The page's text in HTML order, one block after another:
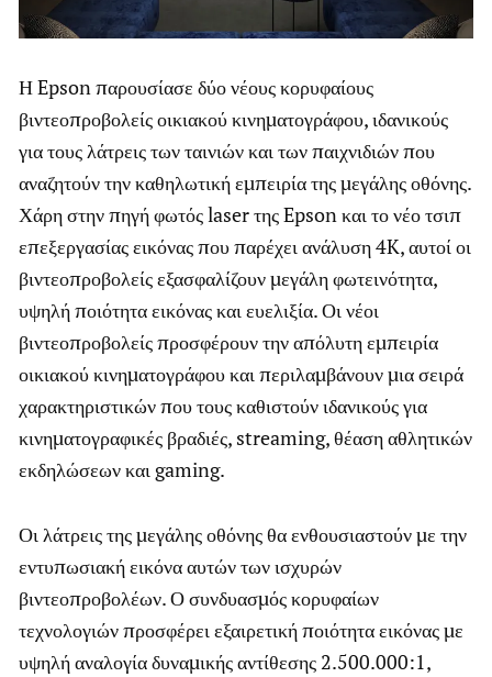
Η Epson παρουσίασε δύο νέους κορυφαίους
βιντεοπροβολείς οικιακού κινηματογράφου, ιδανικούς
για τους λάτρεις των ταινιών και των παιχνιδιών που
αναζητούν την καθηλωτική εμπειρία της μεγάλης οθόνης.
Χάρη στην πηγή φωτός laser της Epson και το νέο τσιπ
επεξεργασίας εικόνας που παρέχει ανάλυση 4K, αυτοί οι
βιντεοπροβολείς εξασφαλίζουν μεγάλη φωτεινότητα,
υψηλή ποιότητα εικόνας και ευελιξία. Οι νέοι
βιντεοπροβολείς προσφέρουν την απόλυτη εμπειρία
οικιακού κινηματογράφου και περιλαμβάνουν μια σειρά
χαρακτηριστικών που τους καθιστούν ιδανικούς για
κινηματογραφικές βραδιές, streaming, θέαση αθλητικών
εκδηλώσεων και gaming.
Οι λάτρεις της μεγάλης οθόνης θα ενθουσιαστούν με την
εντυπωσιακή εικόνα αυτών των ισχυρών
βιντεοπροβολέων. Ο συνδυασμός κορυφαίων
τεχνολογιών προσφέρει εξαιρετική ποιότητα εικόνας με
υψηλή αναλογία δυναμικής αντίθεσης 2.500.000:1,